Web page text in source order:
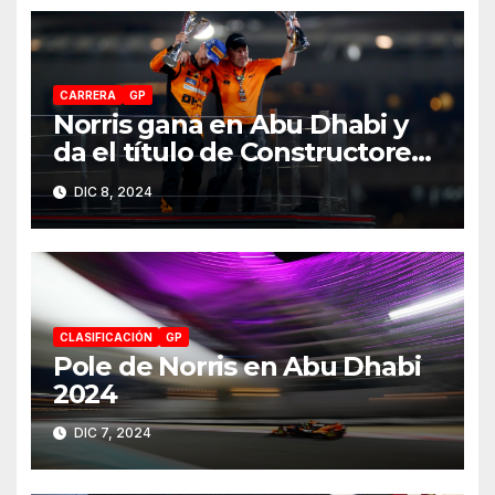
CARRERA GP
Norris gana en Abu Dhabi y
da el título de Constructores
2024 a McLaren
DIC 8, 2024
CLASIFICACIÓN GP
Pole de Norris en Abu Dhabi
2024
DIC 7, 2024